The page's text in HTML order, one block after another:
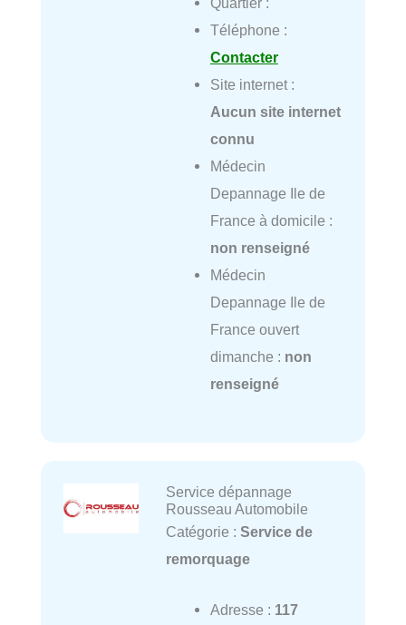
Téléphone :
Contacter
Site internet :
Aucun site internet
connu
Médecin
Depannage Ile de
France à domicile :
non renseigné
Médecin
Depannage Ile de
France ouvert
dimanche : non
renseigné
Service dépannage
Rousseau Automobile
Catégorie : Service de
remorquage
Adresse : 117